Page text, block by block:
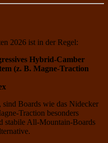
2026 ist in der Regel:
Hybrid-Camber
(z. B. Magne-Traction
Boards wie das Nidecker
Traction besonders
stabile All-Mountain-Boards